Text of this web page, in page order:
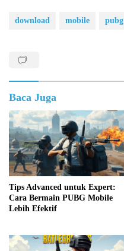
download mobile pubg
Baca Juga
Tips Advanced untuk Expert:
Cara Bermain PUBG Mobile
Lebih Efektif